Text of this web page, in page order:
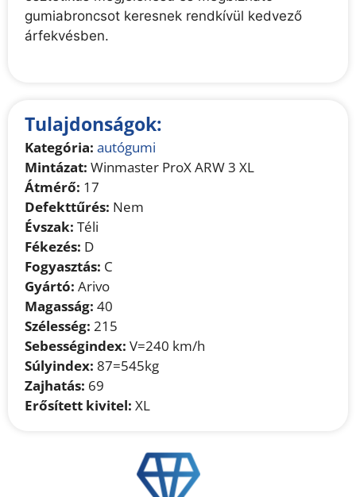
gumiabroncsot keresnek rendkívül kedvező
árfekvésben.
Tulajdonságok:
Kategória: autógumi
Mintázat: Winmaster ProX ARW 3 XL
Átmérő: 17
Defekttűrés: Nem
Évszak: Téli
Fékezés: D
Fogyasztás: C
Gyártó: Arivo
Magasság: 40
Szélesség: 215
Sebességindex: V=240 km/h
Súlyindex: 87=545kg
Zajhatás: 69
Erősített kivitel: XL